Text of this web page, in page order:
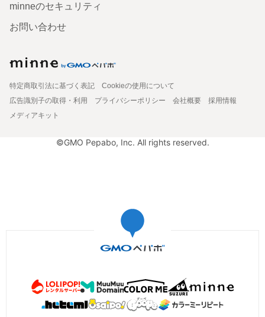
minneのセキュリティ
お問い合わせ
特定商取引法に基づく表記
Cookieの使用について
広告識別子の取得・利用
プライバシーポリシー 会社概要
採用情報
メディアキット
©GMO Pepabo, Inc. All rights reserved.